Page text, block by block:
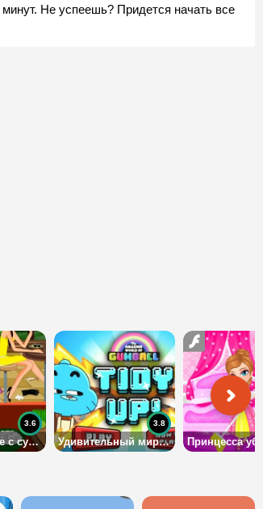
Не успеешь? Придется начать все
Уборка в кафе с суши
3.6
Удивительный мир Гамбола: Убирайся
3.8